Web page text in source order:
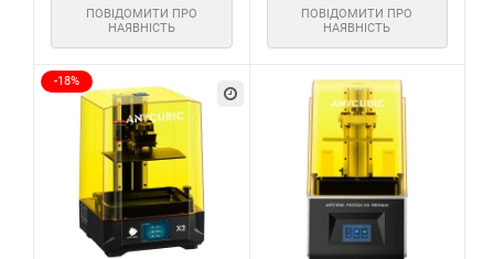
ПОВІДОМИТИ ПРО
НАЯВНІСТЬ
ПОВІДОМИТИ ПРО
НАЯВНІСТЬ
-18%